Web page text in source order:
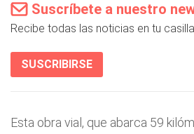
Suscríbete a nuestro
Recibe todas las noticias en tu
SUSCRIBIRSE
Esta obra vial, que abarca 59